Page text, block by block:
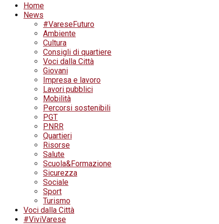
Home
News
#VareseFuturo
Ambiente
Cultura
Consigli di quartiere
Voci dalla Città
Giovani
Impresa e lavoro
Lavori pubblici
Mobilità
Percorsi sostenibili
PGT
PNRR
Quartieri
Risorse
Salute
Scuola&Formazione
Sicurezza
Sociale
Sport
Turismo
Voci dalla Città
#ViviVarese